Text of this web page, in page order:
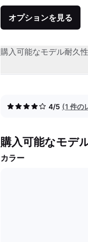
オプションを見る
購入可能なモデル耐久性
4/5 (1 件の
購入可能なモデ
カラー